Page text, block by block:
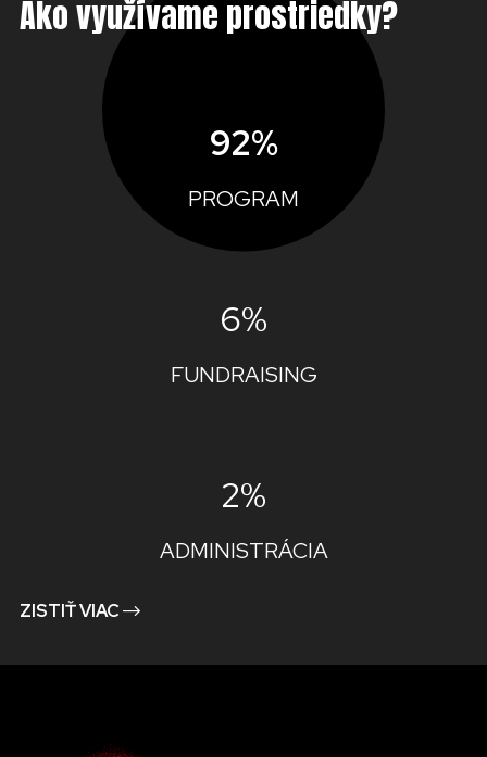
Ako využívame prostriedky?
92%
PROGRAM
6%
FUNDRAISING
2%
ADMINISTRÁCIA
ZISTIŤ VIAC